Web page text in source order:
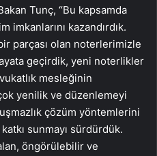
Tunç, “Bu kapsamda
imkanlarını kazandırdık.
parçası olan noterlerimizle
geçirdik, yeni noterlikler
mesleğinin
yenilik ve düzenlemeyi
çözüm yöntemlerini
sunmayı sürdürdük.
öngörülebilir ve